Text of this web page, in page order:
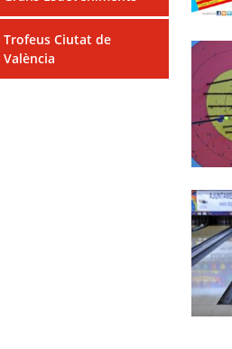
Trofeus Ciutat de
València